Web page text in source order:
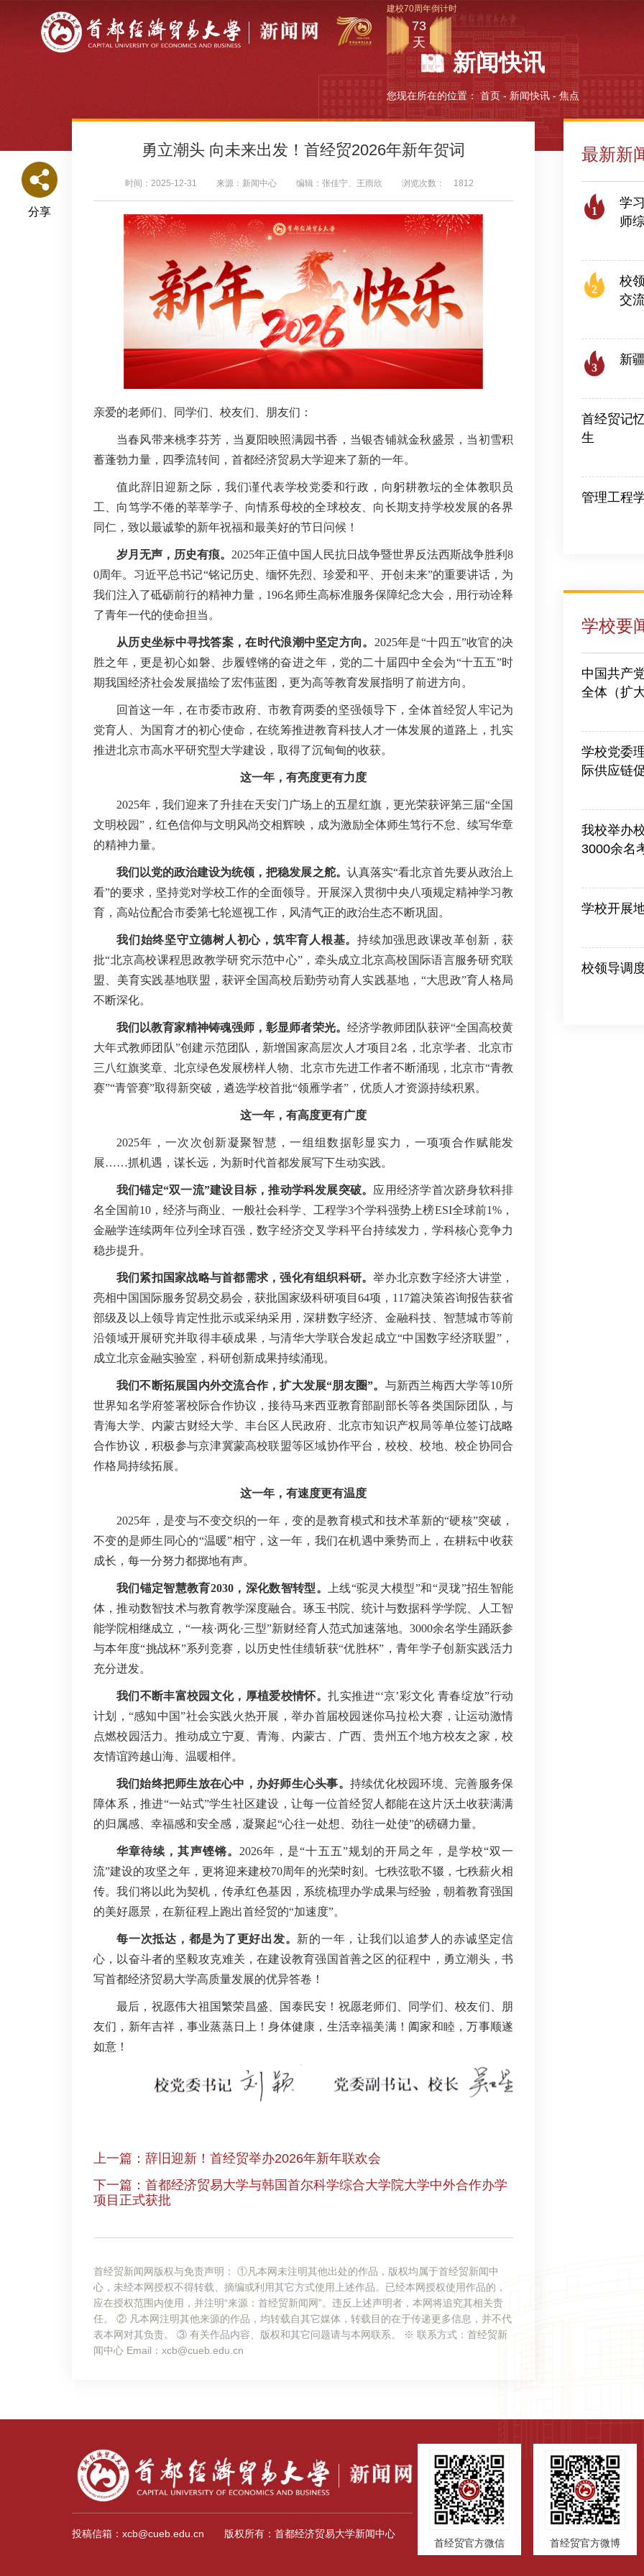
建校70周年倒计时
73
天
新闻快讯
您现在所在的位置：首页-新闻快讯-焦点
勇立潮头 向未来出发！首经贸2026年新年贺词
时间：2025-12-31 来源：新闻中心 编辑：张佳宁、王雨欣 浏览次数： 1812
亲爱的老师们、同学们、校友们、朋友们：
当春风带来桃李芬芳，当夏阳映照满园书香，当银杏铺就金秋盛景，当初雪积
蓄蓬勃力量，四季流转间，首都经济贸易大学迎来了新的一年。
值此辞旧迎新之际，我们谨代表学校党委和行政，向躬耕教坛的全体教职员
工、向笃学不倦的莘莘学子、向情系母校的全球校友、向长期支持学校发展的各界
同仁，致以最诚挚的新年祝福和最美好的节日问候！
岁月无声，历史有痕。 2025年正值中国人民抗日战争暨世界反法西斯战争胜利8
0周年。习近平总书记“铭记历史、缅怀先烈、珍爱和平、开创未来”的重要讲话，为
我们注入了砥砺前行的精神力量，196名师生高标准服务保障纪念大会，用行动诠释
了青年一代的使命担当。
从历史坐标中寻找答案，在时代浪潮中坚定方向。 2025年是“十四五”收官的决
胜之年，更是初心如磐、步履铿锵的奋进之年，党的二十届四中全会为“十五五”时
期我国经济社会发展描绘了宏伟蓝图，更为高等教育发展指明了前进方向。
回首这一年，在市委市政府、市教育两委的坚强领导下，全体首经贸人牢记为
党育人、为国育才的初心使命，在统筹推进教育科技人才一体发展的道路上，扎实
推进北京市高水平研究型大学建设，取得了沉甸甸的收获。
这一年，有亮度更有力度
2025年，我们迎来了升挂在天安门广场上的五星红旗，更光荣获评第三届“全国
文明校园”，红色信仰与文明风尚交相辉映，成为激励全体师生笃行不怠、续写华章
的精神力量。
我们以党的政治建设为统领，把稳发展之舵。 认真落实“看北京首先要从政治上
看”的要求，坚持党对学校工作的全面领导。开展深入贯彻中央八项规定精神学习教
育，高站位配合市委第七轮巡视工作，风清气正的政治生态不断巩固。
我们始终坚守立德树人初心，筑牢育人根基。 持续加强思政课改革创新，获
批“北京高校课程思政教学研究示范中心”，牵头成立北京高校国际语言服务研究联
盟、美育实践基地联盟，获评全国高校后勤劳动育人实践基地，“大思政”育人格局
不断深化。
我们以教育家精神铸魂强师，彰显师者荣光。 经济学教师团队获评“全国高校黄
大年式教师团队”创建示范团队，新增国家高层次人才项目2名，北京学者、北京市
三八红旗奖章、北京绿色发展榜样人物、北京市先进工作者不断涌现，北京市“青教
赛”“青管赛”取得新突破，遴选学校首批“领雁学者”，优质人才资源持续积累。
这一年，有高度更有广度
2025年，一次次创新凝聚智慧，一组组数据彰显实力，一项项合作赋能发
展……抓机遇，谋长远，为新时代首都发展写下生动实践。
我们锚定“双一流”建设目标，推动学科发展突破。 应用经济学首次跻身软科排
名全国前10，经济与商业、一般社会科学、工程学3个学科强势上榜ESI全球前1%，
金融学连续两年位列全球百强，数字经济交叉学科平台持续发力，学科核心竞争力
稳步提升。
我们紧扣国家战略与首都需求，强化有组织科研。举办北京数字经济大讲堂，
亮相中国国际服务贸易交易会，获批国家级科研项目64项，117篇决策咨询报告获省
部级及以上领导肯定性批示或采纳采用，深耕数字经济、金融科技、智慧城市等前
沿领域开展研究并取得丰硕成果，与清华大学联合发起成立“中国数字经济联盟”，
成立北京金融实验室，科研创新成果持续涌现。
我们不断拓展国内外交流合作，扩大发展“朋友圈”。 与新西兰梅西大学等10所
世界知名学府签署校际合作协议，接待马来西亚教育部副部长等各类国际团队，与
青海大学、内蒙古财经大学、丰台区人民政府、北京市知识产权局等单位签订战略
合作协议，积极参与京津冀蒙高校联盟等区域协作平台，校校、校地、校企协同合
作格局持续拓展。
这一年，有速度更有温度
2025年，是变与不变交织的一年，变的是教育模式和技术革新的“硬核”突破，
不变的是师生同心的“温暖”相守，这一年，我们在机遇中乘势而上，在耕耘中收获
成长，每一分努力都掷地有声。
我们锚定智慧教育2030，深化数智转型。
上线“驼灵大模型”和“灵珑”招生智能
体，推动数智技术与教育教学深度融合。琢玉书院、统计与数据科学学院、人工智
能学院相继成立，“一核·两化·三型”新财经育人范式加速落地。3000余名学生踊跃参
与本年度“挑战杯”系列竞赛，以历史性佳绩斩获“优胜杯”，青年学子创新实践活力
充分迸发。
我们不断丰富校园文化，厚植爱校情怀。扎实推进“‘京’彩文化 青春绽放”行动
计划，“感知中国”社会实践火热开展，举办首届校园迷你马拉松大赛，让运动激情
点燃校园活力。推动成立宁夏、青海、内蒙古、广西、贵州五个地方校友之家，校
友情谊跨越山海、温暖相伴。
我们始终把师生放在心中，办好师生心头事。 持续优化校园环境、完善服务保
障体系，推进“一站式”学生社区建设，让每一位首经贸人都能在这片沃土收获满满
的归属感、幸福感和安全感，凝聚起“心往一处想、劲往一处使”的磅礴力量。
华章待续，其声铿锵。 2026年，是“十五五”规划的开局之年，是学校“双一
流”建设的攻坚之年，更将迎来建校70周年的光荣时刻。七秩弦歌不辍，七秩薪火相
传。我们将以此为契机，传承红色基因，系统梳理办学成果与经验，朝着教育强国
的美好愿景，在新征程上跑出首经贸的“加速度”。
每一次抵达，都是为了更好出发。 新的一年，让我们以追梦人的赤诚坚定信
心，以奋斗者的坚毅攻克难关，在建设教育强国首善之区的征程中，勇立潮头，书
写首都经济贸易大学高质量发展的优异答卷！
最后，祝愿伟大祖国繁荣昌盛、国泰民安！祝愿老师们、同学们、校友们、朋
友们，新年吉祥，事业蒸蒸日上！身体健康，生活幸福美满！阖家和睦，万事顺遂
如意！
分享
上一篇：辞旧迎新！首经贸举办2026年新年联欢会
下一篇：首都经济贸易大学与韩国首尔科学综合大学院大学中外合作办学
项目正式获批
首经贸新闻网版权与免责声明： ①凡本网未注明其他出处的作品，版权均属于首经贸新闻中
心，未经本网授权不得转载、摘编或利用其它方式使用上述作品。已经本网授权使用作品的，
应在授权范围内使用，并注明“来源：首经贸新闻网”。违反上述声明者，本网将追究其相关责
任。 ② 凡本网注明其他来源的作品，均转载自其它媒体，转载目的在于传递更多信息，并不代
表本网对其负责。 ③ 有关作品内容、版权和其它问题请与本网联系。 ※ 联系方式：首经贸新
闻中心 Email：xcb@cueb.edu.cn
最新新
1
学
师
2
校
交
3
新
首经贸记
生
管理工程
学校要
中国共产
全体（扩
学校党委
际供应链
我校举办
3000余名
学校开展
校领导调
投稿信箱：xcb@cueb.edu.cn
版权所有：首都经济贸易大学新闻中心
首经贸官方微信
首经贸官方微博